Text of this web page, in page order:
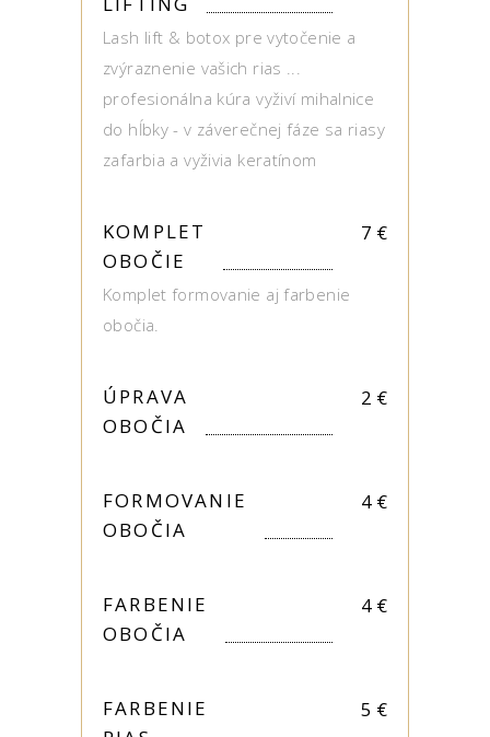
Lash lift & botox pre vytočenie a
zvýraznenie vašich rias ...
profesionálna kúra vyživí mihalnice
do hĺbky - v záverečnej fáze sa riasy
zafarbia a vyživia keratínom
KOMPLET
OBOČIE
7 €
Komplet formovanie aj farbenie
obočia.
ÚPRAVA
OBOČIA
2 €
FORMOVANIE
OBOČIA
4 €
FARBENIE
OBOČIA
4 €
FARBENIE
5 €